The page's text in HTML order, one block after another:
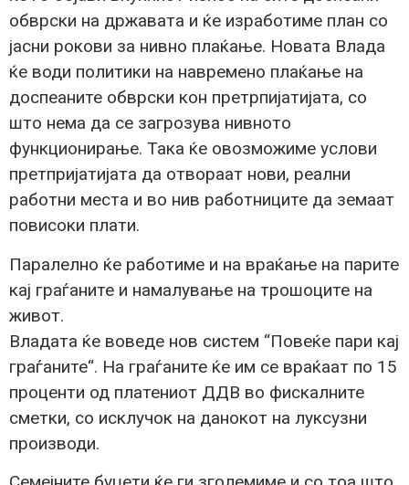
обврски на државата и ќе изработиме план со
јасни рокови за нивно плаќање. Новата Влада
ќе води политики на навремено плаќање на
доспеаните обврски кон претрпијатијата, со
што нема да се загрозува нивното
функционирање. Така ќе овозможиме услови
претпријатијата да отвораат нови, реални
работни места и во нив работниците да земаат
повисоки плати.
Паралелно ќе работиме и на враќање на парите
кај граѓаните и намалување на трошоците на
живот.
Владата ќе воведе нов систем “Повеќе пари кај
граѓаните“. На граѓаните ќе им се враќаат по 15
проценти од платениот ДДВ во фискалните
сметки, со исклучок на данокот на луксузни
производи.